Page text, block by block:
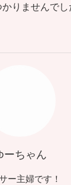
りませんでし
ーちゃん
ー主婦です！